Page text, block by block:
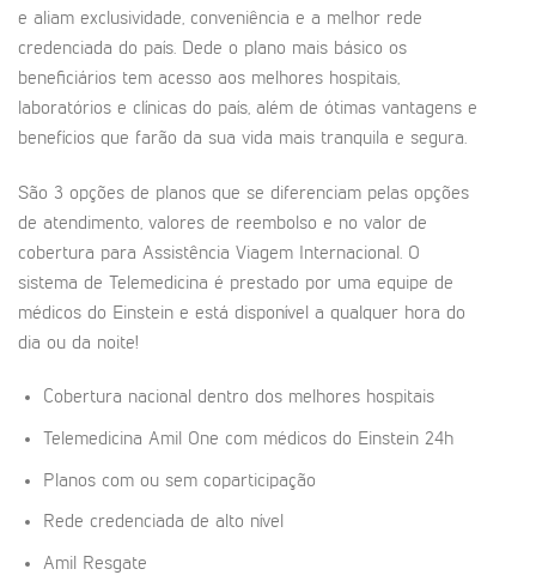
e aliam exclusividade, conveniência e a melhor rede
credenciada do país. Dede o plano mais básico os
beneficiários tem acesso aos melhores hospitais,
laboratórios e clínicas do país, além de ótimas vantagens e
benefícios que farão da sua vida mais tranquila e segura.
São 3 opções de planos que se diferenciam pelas opções
de atendimento, valores de reembolso e no valor de
cobertura para Assistência Viagem Internacional. O
sistema de Telemedicina é prestado por uma equipe de
médicos do Einstein e está disponível a qualquer hora do
dia ou da noite!
Cobertura nacional dentro dos melhores hospitais
Telemedicina Amil One com médicos do Einstein 24h
Planos com ou sem coparticipação
Rede credenciada de alto nível
Amil Resgate